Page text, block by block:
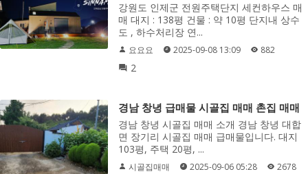
강원도 인제군 전원주택단지 세컨하우스 매
매 대지 : 138평 건물 : 약 10평 단지내 상수
도 , 하수처리장 연...
요요요 2025-09-08 13:09 882
2
경남 창녕 급매물 시골집 매매 촌집 매매
경남 창녕 시골집 매매 소개 경남 창녕 대합
면 장기리 시골집 매매 급매물입니다. 대지
103평, 주택 20평, ...
시골집매매 2025-09-06 05:28 2678